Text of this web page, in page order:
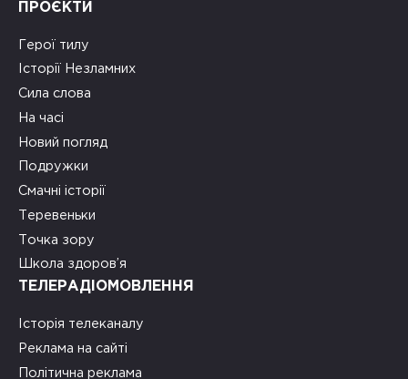
ПРОЄКТИ
Герої тилу
Історії Незламних
Сила слова
На часі
Новий погляд
Подружки
Смачні історії
Теревеньки
Точка зору
Школа здоров’я
ТЕЛЕРАДІОМОВЛЕННЯ
Історія телеканалу
Реклама на сайті
Політична реклама